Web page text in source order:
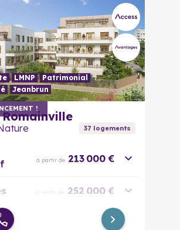
373 615 €
à partir de 445 450 €
à partir de 572 000 €
!
LMNP
Patrimonial
Jeanbrun
Romainville
37logements
à partir de 213 000 €
à partir de 252 000 €
281 000 €